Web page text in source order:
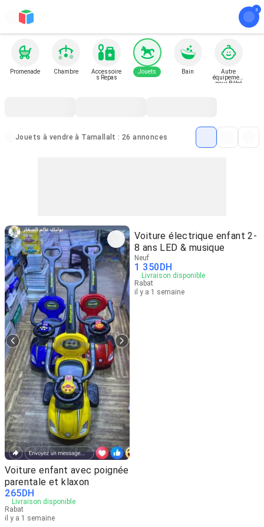
Promenade Chambre
Accessoire
s Repas
Jouets Bain
Autre
équipement
pour Bébé
Jouets à vendre à Tamallalt : 26 annonces
Voiture enfant avec poignée
parentale et klaxon
265DH
Livraison disponible
Rabat
il y a 1 semaine
Voiture électrique enfant 2-
8 ans LED & musique
Neuf
1 350DH
Livraison disponible
Rabat
il y a 1 semaine